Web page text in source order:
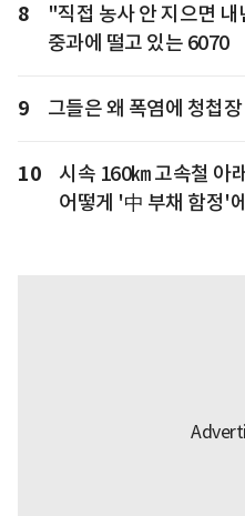
8
"직접 농사 안 지으면
중과에 떨고 있는 6070
9 그들은 왜 폭염에 청첩
10
시속 160㎞ 고속철 아
어떻게 '中 부채 함정'